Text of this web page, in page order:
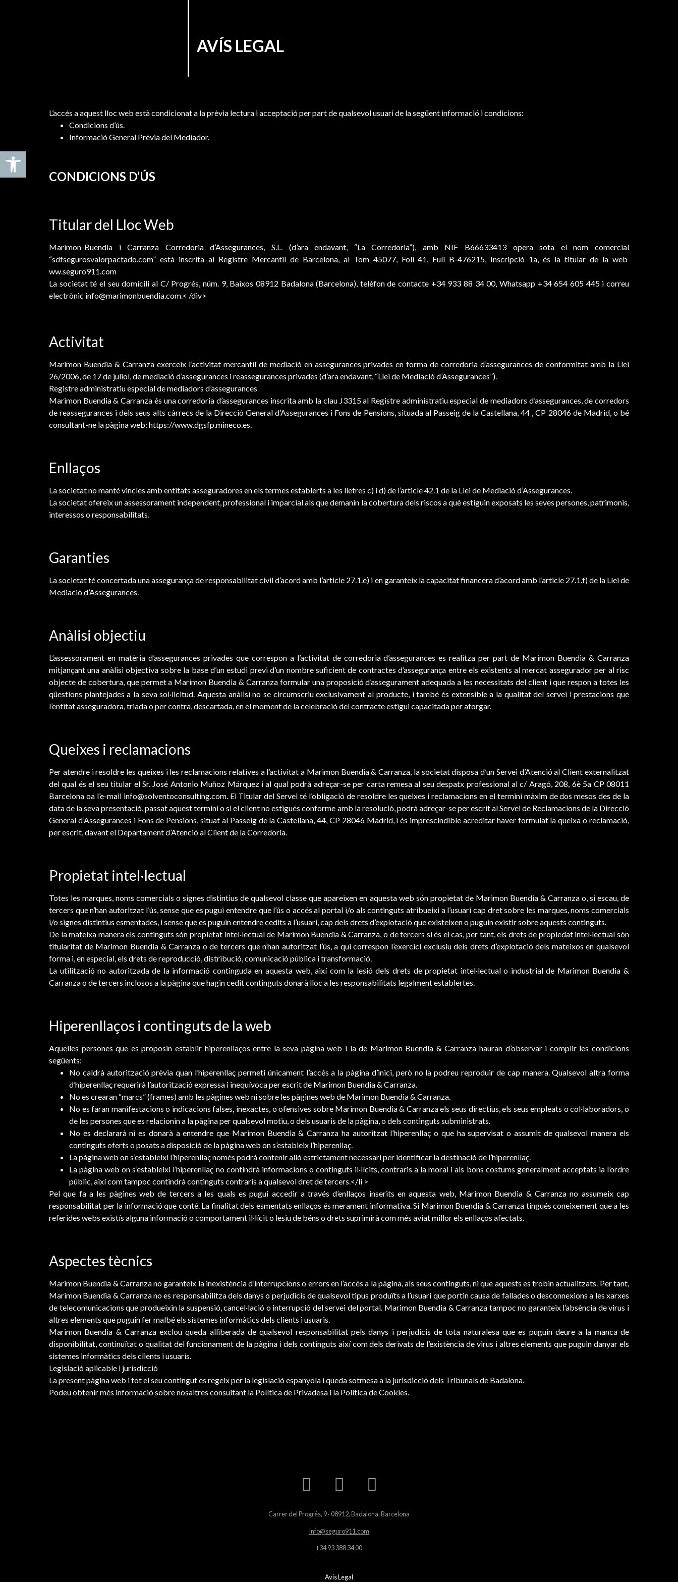
Obre la barra d'eines
AVÍS LEGAL
L’accés a aquest lloc web està condicionat a la prèvia lectura i acceptació per part de qualsevol usuari de la següent informació i condicions:
Condicions d’ús.
Informació General Prèvia del Mediador.
CONDICIONS D’ÚS
Titular del Lloc Web
Marimon-Buendia i Carranza Corredoria d’Assegurances, S.L. (d’ara endavant, “La Corredoria”), amb NIF B66633413 opera sota el nom comercial
“sdfsegurosvalorpactado.com” està inscrita al Registre Mercantil de Barcelona, al Tom 45077, Foli 41, Full B-476215, Inscripció 1a, és la titular de la web
ww.seguro911.com
La societat té el seu domicili al C/ Progrés, núm. 9, Baixos 08912 Badalona (Barcelona), telèfon de contacte +34 933 88 34 00, Whatsapp +34 654 605 445 i correu
electrònic info@marimonbuendia.com.< /div>
Activitat
Marimon Buendia & Carranza exerceix l’activitat mercantil de mediació en assegurances privades en forma de corredoria d’assegurances de conformitat amb la Llei
26/2006, de 17 de juliol, de mediació d’assegurances i reassegurances privades (d’ara endavant, “Llei de Mediació d’Assegurances”).
Registre administratiu especial de mediadors d’assegurances
Marimon Buendia & Carranza és una corredoria d’assegurances inscrita amb la clau J3315 al Registre administratiu especial de mediadors d’assegurances, de corredors
de reassegurances i dels seus alts càrrecs de la Direcció General d’Assegurances i Fons de Pensions, situada al Passeig de la Castellana, 44 , CP 28046 de Madrid, o bé
consultant-ne la pàgina web: https://www.dgsfp.mineco.es.
Enllaços
La societat no manté vincles amb entitats asseguradores en els termes establerts a les lletres c) i d) de l’article 42.1 de la Llei de Mediació d’Assegurances.
La societat ofereix un assessorament independent, professional i imparcial als que demanin la cobertura dels riscos a què estiguin exposats les seves persones, patrimonis,
interessos o responsabilitats.
Garanties
La societat té concertada una assegurança de responsabilitat civil d’acord amb l’article 27.1.e) i en garanteix la capacitat financera d’acord amb l’article 27.1.f) de la Llei de
Mediació d’Assegurances.
Anàlisi objectiu
L’assessorament en matèria d’assegurances privades que correspon a l’activitat de corredoria d’assegurances es realitza per part de Marimon Buendia & Carranza
mitjançant una anàlisi objectiva sobre la base d’un estudi previ d’un nombre suficient de contractes d’assegurança entre els existents al mercat assegurador per al risc
objecte de cobertura, que permet a Marimon Buendia & Carranza formular una proposició d’assegurament adequada a les necessitats del client i que respon a totes les
qüestions plantejades a la seva sol·licitud. Aquesta anàlisi no se circumscriu exclusivament al producte, i també és extensible a la qualitat del servei i prestacions que
l’entitat asseguradora, triada o per contra, descartada, en el moment de la celebració del contracte estigui capacitada per atorgar.
Queixes i reclamacions
Per atendre i resoldre les queixes i les reclamacions relatives a l’activitat a Marimon Buendia & Carranza, la societat disposa d’un Servei d’Atenció al Client externalitzat
del qual és el seu titular el Sr. José Antonio Muñoz Márquez i al qual podrà adreçar-se per carta remesa al seu despatx professional al c/ Aragó, 208, 6è 5a CP 08011
Barcelona oa l’e-mail info@solventoconsulting.com. El Titular del Servei té l’obligació de resoldre les queixes i reclamacions en el termini màxim de dos mesos des de la
data de la seva presentació, passat aquest termini o si el client no estigués conforme amb la resolució, podrà adreçar-se per escrit al Servei de Reclamacions de la Direcció
General d’Assegurances i Fons de Pensions, situat al Passeig de la Castellana, 44, CP 28046 Madrid, i és imprescindible acreditar haver formulat la queixa o reclamació,
per escrit, davant el Departament d’Atenció al Client de la Corredoria.
Propietat intel·lectual
Totes les marques, noms comercials o signes distintius de qualsevol classe que apareixen en aquesta web són propietat de Marimon Buendia & Carranza o, si escau, de
tercers que n’han autoritzat l’ús, sense que es pugui entendre que l’ús o accés al portal i/o als continguts atribueixi a l’usuari cap dret sobre les marques, noms comercials
i/o signes distintius esmentades, i sense que es puguin entendre cedits a l’usuari, cap dels drets d’explotació que existeixen o puguin existir sobre aquests continguts.
De la mateixa manera els continguts són propietat intel·lectual de Marimon Buendia & Carranza, o de tercers si és el cas, per tant, els drets de propiedat intel·lectual són
titularitat de Marimon Buendia & Carranza o de tercers que n’han autoritzat l’ús, a qui correspon l’exercici exclusiu dels drets d’explotació dels mateixos en qualsevol
forma i, en especial, els drets de reproducció, distribució, comunicació pública i transformació.
La utilització no autoritzada de la informació continguda en aquesta web, així com la lesió dels drets de propietat intel·lectual o industrial de Marimon Buendia &
Carranza o de tercers inclosos a la pàgina que hagin cedit continguts donarà lloc a les responsabilitats legalment establertes.
Hiperenllaços i continguts de la web
Aquelles persones que es proposin establir hiperenllaços entre la seva pàgina web i la de Marimon Buendia & Carranza hauran d’observar i complir les condicions
següents:
No caldrà autorització prèvia quan l’hiperenllaç permeti únicament l’accés a la pàgina d’inici, però no la podreu reproduir de cap manera. Qualsevol altra forma
d’hiperenllaç requerirà l’autorització expressa i inequívoca per escrit de Marimon Buendia & Carranza.
No es crearan “marcs” (frames) amb les pàgines web ni sobre les pàgines web de Marimon Buendia & Carranza.
No es faran manifestacions o indicacions falses, inexactes, o ofensives sobre Marimon Buendia & Carranza els seus directius, els seus empleats o col·laboradors, o
de les persones que es relacionin a la pàgina per qualsevol motiu, o dels usuaris de la pàgina, o dels continguts subministrats.
No es declararà ni es donarà a entendre que Marimon Buendia & Carranza ha autoritzat l’hiperenllaç o que ha supervisat o assumit de qualsevol manera els
continguts oferts o posats a disposició de la pàgina web on s’estableix l’hiperenllaç.
La pàgina web on s’estableixi l’hiperenllaç només podrà contenir allò estrictament necessari per identificar la destinació de l’hiperenllaç.
La pàgina web on s’estableixi l’hiperenllaç no contindrà informacions o continguts il·lícits, contraris a la moral i als bons costums generalment acceptats ia l’ordre
públic, així com tampoc contindrà continguts contraris a qualsevol dret de tercers.</li >
Pel que fa a les pàgines web de tercers a les quals es pugui accedir a través d’enllaços inserits en aquesta web, Marimon Buendia & Carranza no assumeix cap
responsabilitat per la informació que conté. La finalitat dels esmentats enllaços és merament informativa. Si Marimon Buendia & Carranza tingués coneixement que a les
referides webs existís alguna informació o comportament il·lícit o lesiu de béns o drets suprimirà com més aviat millor els enllaços afectats.
Aspectes tècnics
Marimon Buendia & Carranza no garanteix la inexistència d’interrupcions o errors en l’accés a la pàgina, als seus continguts, ni que aquests es trobin actualitzats. Per tant,
Marimon Buendia & Carranza no es responsabilitza dels danys o perjudicis de qualsevol tipus produïts a l’usuari que portin causa de fallades o desconnexions a les xarxes
de telecomunicacions que produeixin la suspensió, cancel·lació o interrupció del servei del portal. Marimon Buendia & Carranza tampoc no garanteix l’absència de virus i
altres elements que puguin fer malbé els sistemes informàtics dels clients i usuaris.
Marimon Buendia & Carranza exclou queda alliberada de qualsevol responsabilitat pels danys i perjudicis de tota naturalesa que es puguin deure a la manca de
disponibilitat, continuïtat o qualitat del funcionament de la pàgina i dels continguts així com dels derivats de l’existència de virus i altres elements que puguin danyar els
sistemes informàtics dels clients i usuaris.
Legislació aplicable i jurisdicció
La present pàgina web i tot el seu contingut es regeix per la legislació espanyola i queda sotmesa a la jurisdicció dels Tribunals de Badalona.
Podeu obtenir més informació sobre nosaltres consultant la Política de Privadesa i la Política de Cookies.
Carrer del Progrés, 9 · 08912, Badalona, Barcelona
info@seguro911.com
+34 93 388 34 00
Avís Legal